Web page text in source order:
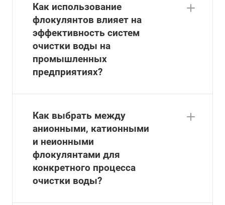
Как использование
флокулянтов влияет на
эффективность систем
очистки воды на
промышленных
предприятиях?
Как выбрать между
анионными, катионными
и неионными
флокулянтами для
конкретного процесса
очистки воды?